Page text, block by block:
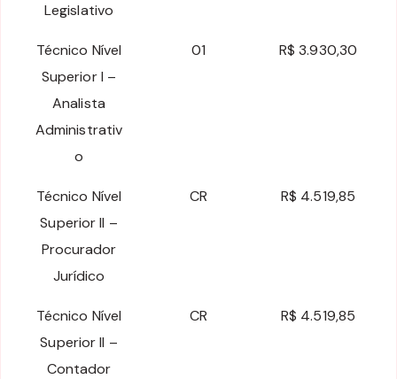
Legislativo
Técnico Nível
Superior I –
Analista
Administrativ
o
01 R$ 3.930,30
Técnico Nível
Superior II –
Procurador
Jurídico
CR R$ 4.519,85
Técnico Nível
Superior II –
Contador
CR R$ 4.519,85